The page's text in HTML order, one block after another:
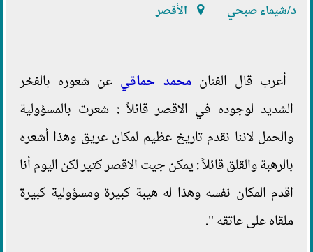
د/شيماء صبحي الأقصر
أعرب قال الفنانمحمد حماقي عن شعوره بالفخر
الشديد لوجوده في الاقصر قائلاً : شعرت بالمسؤولية
والحمل لاننا نقدم تاريخ عظيم لمكان عريق وهذا أشعره
بالرهبة والقلق قائلاً : يمكن جيت الاقصر كتير لكن اليوم أنا
اقدم المكان نفسه وهذا له هيبة كبيرة ومسؤولية كبيرة
ملقاه على عاتقه ".